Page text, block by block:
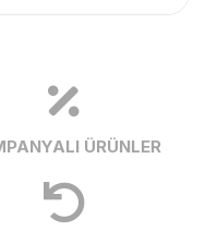
ÜRÜNLER